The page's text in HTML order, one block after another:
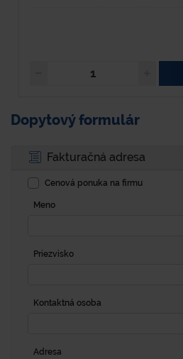
Dopytový formulár
Fakturačná adresa
Cenová ponuka na firmu
Meno
Priezvisko
Kontaktná osoba
Adresa